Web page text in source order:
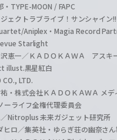
TYPE-MOON / FAPC
ェクトラブライブ！サンシャイン!!
Aniplex・Magia Record
Starlight
恵一／ＫＡＤＯＫＡＷＡ アスキ
illust.黒星紅白
LTD.
・株式会社ＫＡＤＯＫＡＷＡ メデ
ーライフ全権代理委員会
Nitroplus 未来ガジェット研究所
ロ／集英社・ゆらぎ荘の幽奈さ